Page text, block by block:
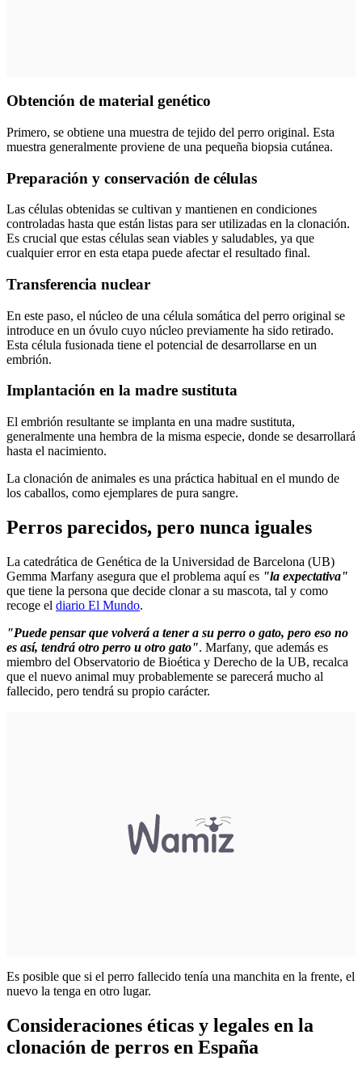
Obtención de material genético
Primero, se obtiene una muestra de tejido del perro original. Esta
muestra generalmente proviene de una pequeña biopsia cutánea.
Preparación y conservación de células
Las células obtenidas se cultivan y mantienen en condiciones
controladas hasta que están listas para ser utilizadas en la clonación.
Es crucial que estas células sean viables y saludables, ya que
cualquier error en esta etapa puede afectar el resultado final.
Transferencia nuclear
En este paso, el núcleo de una célula somática del perro original se
introduce en un óvulo cuyo núcleo previamente ha sido retirado.
Esta célula fusionada tiene el potencial de desarrollarse en un
embrión.
Implantación en la madre sustituta
El embrión resultante se implanta en una madre sustituta,
generalmente una hembra de la misma especie, donde se desarrollará
hasta el nacimiento.
La clonación de animales es una práctica habitual en el mundo de
los caballos, como ejemplares de pura sangre.
Perros parecidos, pero nunca iguales
La catedrática de Genética de la Universidad de Barcelona (UB)
Gemma Marfany asegura que el problema aquí es "la expectativa"
que tiene la persona que decide clonar a su mascota, tal y como
recoge el diario El Mundo.
"Puede pensar que volverá a tener a su perro o gato, pero eso no
es así, tendrá otro perro u otro gato". Marfany, que además es
miembro del Observatorio de Bioética y Derecho de la UB, recalca
que el nuevo animal muy probablemente se parecerá mucho al
fallecido, pero tendrá su propio carácter.
Es posible que si el perro fallecido tenía una manchita en la frente, el
nuevo la tenga en otro lugar.
Consideraciones éticas y legales en la
clonación de perros en España